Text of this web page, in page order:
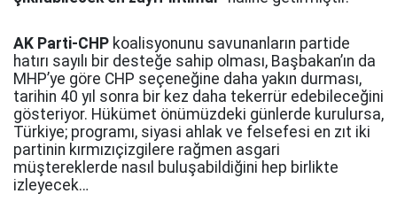
AK Parti-CHP koalisyonunu savunanların partide
hatırı sayılı bir desteğe sahip olması, Başbakan’ın da
MHP’ye göre CHP seçeneğine daha yakın durması,
tarihin 40 yıl sonra bir kez daha tekerrür edebileceğini
gösteriyor. Hükümet önümüzdeki günlerde kurulursa,
Türkiye; programı, siyasi ahlak ve felsefesi en zıt iki
partinin kırmızıçizgilere rağmen asgari
müştereklerde nasıl buluşabildiğini hep birlikte
izleyecek…